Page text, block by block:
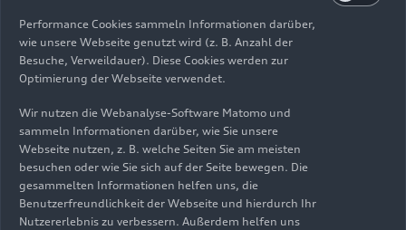
Performance Cookies sammeln Informationen darüber,
wie unsere Webseite genutzt wird (z. B. Anzahl der
Besuche, Verweildauer). Diese Cookies werden zur
Optimierung der Webseite verwendet.
Wir nutzen die Webanalyse-Software Matomo und
sammeln Informationen darüber, wie Sie unsere
Webseite nutzen, z. B. welche Seiten Sie am meisten
besuchen oder wie Sie sich auf der Seite bewegen. Die
gesammelten Informationen helfen uns, die
Benutzerfreundlichkeit der Webseite und hierdurch Ihr
Nutzererlebnis zu verbessern. Außerdem helfen uns